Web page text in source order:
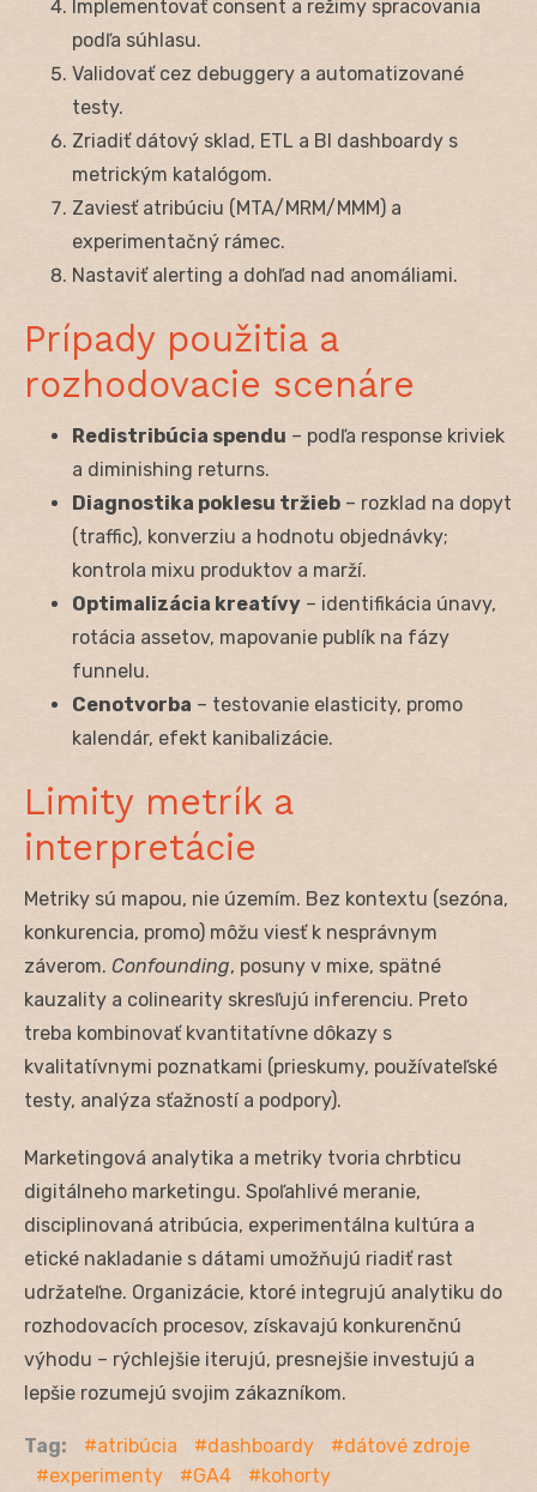
Implementovať consent a režimy spracovania
podľa súhlasu.
Validovať cez debuggery a automatizované
testy.
Zriadiť dátový sklad, ETL a BI dashboardy s
metrickým katalógom.
Zaviesť atribúciu (MTA/MRM/MMM) a
experimentačný rámec.
Nastaviť alerting a dohľad nad anomáliami.
Prípady použitia a
rozhodovacie scenáre
Redistribúcia spendu – podľa response kriviek
a diminishing returns.
Diagnostika poklesu tržieb – rozklad na dopyt
(traffic), konverziu a hodnotu objednávky;
kontrola mixu produktov a marží.
Optimalizácia kreatívy – identifikácia únavy,
rotácia assetov, mapovanie publík na fázy
funnelu.
Cenotvorba – testovanie elasticity, promo
kalendár, efekt kanibalizácie.
Limity metrík a
interpretácie
Metriky sú mapou, nie územím. Bez kontextu (sezóna,
konkurencia, promo) môžu viesť k nesprávnym
záverom. Confounding, posuny v mixe, spätné
kauzality a colinearity skresľujú inferenciu. Preto
treba kombinovať kvantitatívne dôkazy s
kvalitatívnymi poznatkami (prieskumy, používateľské
testy, analýza sťažností a podpory).
Marketingová analytika a metriky tvoria chrbticu
digitálneho marketingu. Spoľahlivé meranie,
disciplinovaná atribúcia, experimentálna kultúra a
etické nakladanie s dátami umožňujú riadiť rast
udržateľne. Organizácie, ktoré integrujú analytiku do
rozhodovacích procesov, získavajú konkurenčnú
výhodu – rýchlejšie iterujú, presnejšie investujú a
lepšie rozumejú svojim zákazníkom.
Tag: atribúcia dashboardy
dátové zdroje
experimenty
GA4
kohorty